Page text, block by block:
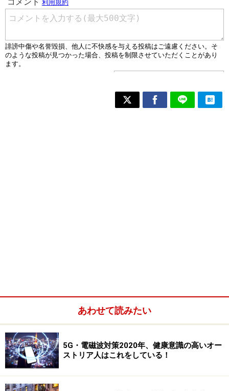
あわせて読みたい
5G・電磁波対策2020年、健康意識の高いオー
ストリア人はこれをしている！